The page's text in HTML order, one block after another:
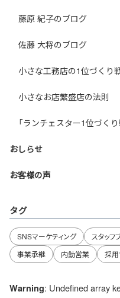
藤原 紀子のブログ
佐藤 大将のブログ
小さな工務店の1位づくり
小さなお店繁盛店の法則
「ランチェスター1位づく
おしらせ
お客様の声
タグ
SNSマーケティング スタッフ
事業承継
内勤営業 採
Warning: Undefined array